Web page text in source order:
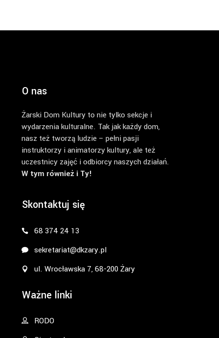
O nas
Żarski Dom Kultury to nie tylko sekcje i
wydarzenia kulturalne. Tak jak każdy dom,
nasz też tworzą ludzie – pełni pasji
instruktorzy i animatorzy kultury, ale też
uczestnicy zajęć i odbiorcy naszych działań.
W tym również i Ty!
Skontaktuj się
68 374 24 13
sekretariat@dkzary.pl
ul. Wrocławska 7, 68-200 Żary
Ważne linki
RODO